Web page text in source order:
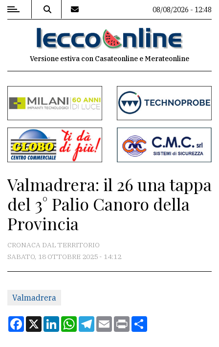
MENU
commenti
Contenuti
del
sito
Meteo
CONTATTI
La
redazione
Per
tua
08/08/2026 - 12:48
Versione estiva con Casateonline e Merateonline
Valmadrera: il 26 una tappa
del 3° Palio Canoro della
Provincia
CRONACA DAL TERRITORIO
SABATO, 18 OTTOBRE 2025 - 14:12
Valmadrera
Facebook
X LinkedInWhatsApp
Telegram
EmailPrint